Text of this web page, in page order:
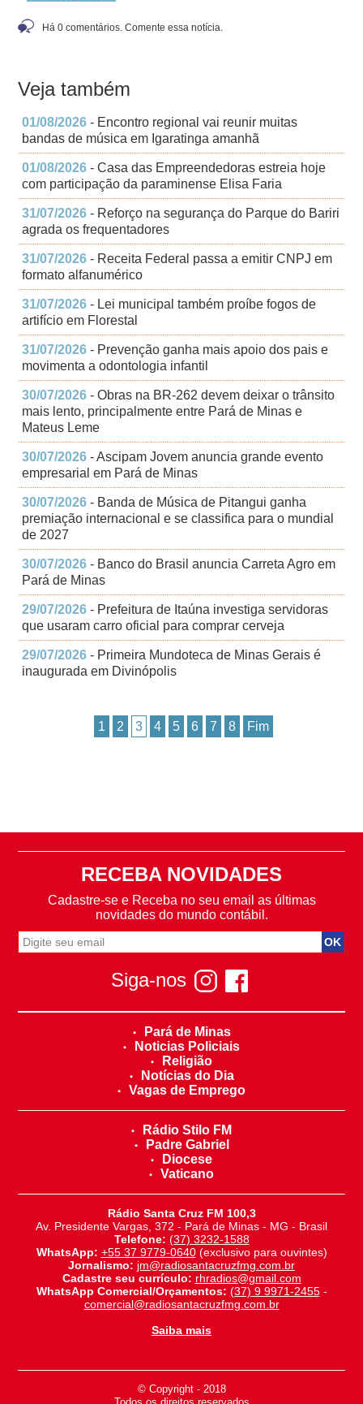
Há 0 comentários. Comente essa notícia.
Veja também
01/08/2026 - Encontro regional vai reunir muitas
bandas de música em Igaratinga amanhã
01/08/2026 - Casa das Empreendedoras estreia hoje
com participação da paraminense Elisa Faria
31/07/2026 - Reforço na segurança do Parque do Bariri
agrada os frequentadores
31/07/2026 - Receita Federal passa a emitir CNPJ em
formato alfanumérico
31/07/2026 - Lei municipal também proíbe fogos de
artifício em Florestal
31/07/2026 - Prevenção ganha mais apoio dos pais e
movimenta a odontologia infantil
30/07/2026 - Obras na BR-262 devem deixar o trânsito
mais lento, principalmente entre Pará de Minas e
Mateus Leme
30/07/2026 - Ascipam Jovem anuncia grande evento
empresarial em Pará de Minas
30/07/2026 - Banda de Música de Pitangui ganha
premiação internacional e se classifica para o mundial
de 2027
30/07/2026 - Banco do Brasil anuncia Carreta Agro em
Pará de Minas
29/07/2026 - Prefeitura de Itaúna investiga servidoras
que usaram carro oficial para comprar cerveja
29/07/2026 - Primeira Mundoteca de Minas Gerais é
inaugurada em Divinópolis
1 2 3 4 5 6 7 8 Fim
RECEBA NOVIDADES
Cadastre-se e Receba no seu email as últimas
novidades do mundo contábil.
Siga-nos
Pará de Minas
Noticias Policiais
Religião
Notícias do Dia
Vagas de Emprego
Rádio Stilo FM
Padre Gabriel
Diocese
Vaticano
Rádio Santa Cruz FM 100,3
Av. Presidente Vargas, 372 - Pará de Minas - MG - Brasil
Telefone: (37) 3232-1588
WhatsApp: +55 37 9779-0640(exclusivo para ouvintes)
Jornalismo: jm@radiosantacruzfmg.com.br
Cadastre seu currículo: rhradios@gmail.com
WhatsApp Comercial/Orçamentos: (37) 9 9971-2455-
comercial@radiosantacruzfmg.com.br
Saiba mais
© Copyright - 2018
-